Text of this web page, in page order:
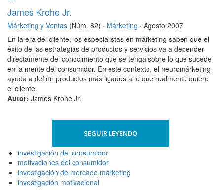
James Krohe Jr.
Márketing y Ventas (Núm. 82) · Márketing · Agosto 2007
En la era del cliente, los especialistas en márketing saben que el
éxito de las estrategias de productos y servicios va a depender
directamente del conocimiento que se tenga sobre lo que sucede
en la mente del consumidor. En este contexto, el neuromárketing
ayuda a definir productos más ligados a lo que realmente quiere
el cliente.
Autor: James Krohe Jr.
SEGUIR LEYENDO
investigación del consumidor
motivaciones del consumidor
investigación de mercado márketing
investigación motivacional